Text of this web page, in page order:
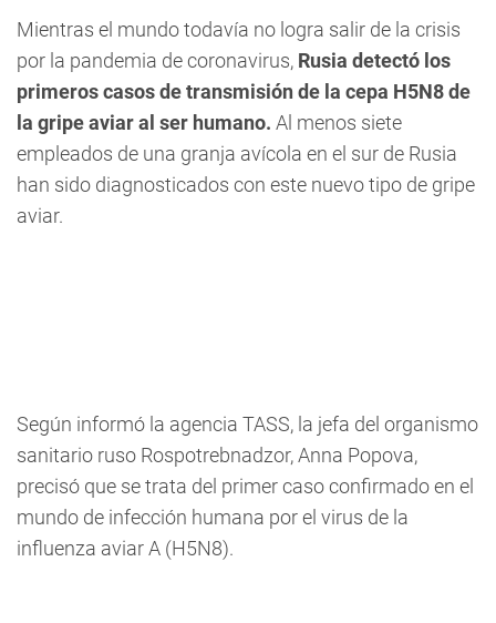
Mientras el mundo todavía no logra salir de la crisis
por la pandemia de coronavirus, Rusia detectó los
primeros casos de transmisión de la cepa H5N8 de
la gripe aviar al ser humano. Al menos siete
empleados de una granja avícola en el sur de Rusia
han sido diagnosticados con este nuevo tipo de gripe
aviar.
Según informó la agencia TASS, la jefa del organismo
sanitario ruso Rospotrebnadzor, Anna Popova,
precisó que se trata del primer caso confirmado en el
mundo de infección humana por el virus de la
influenza aviar A (H5N8).